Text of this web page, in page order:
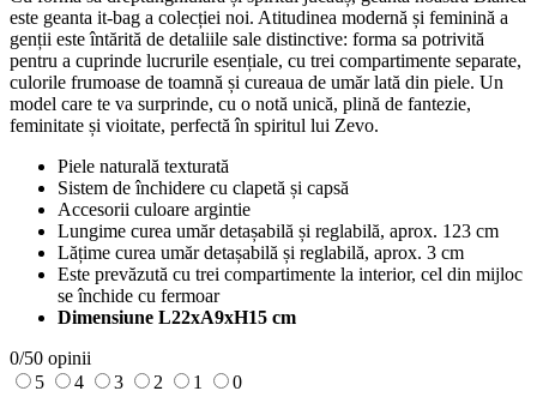
este geanta it-bag a colecției noi. Atitudinea modernă și feminină a
genții este întărită de detaliile sale distinctive: forma sa potrivită
pentru a cuprinde lucrurile esențiale, cu trei compartimente separate,
culorile frumoase de toamnă și cureaua de umăr lată din piele. Un
model care te va surprinde, cu o notă unică, plină de fantezie,
feminitate și vioitate, perfectă în spiritul lui Zevo.
Piele naturală texturată
Sistem de închidere cu clapetă și capsă
Accesorii culoare argintie
Lungime curea umăr detașabilă și reglabilă, aprox. 123 cm
Lățime curea umăr detașabilă și reglabilă, aprox. 3 cm
Este prevăzută cu trei compartimente la interior, cel din mijloc
se închide cu fermoar
Dimensiune L22xA9xH15 cm
0/50 opinii
5
4 3 2 1 0